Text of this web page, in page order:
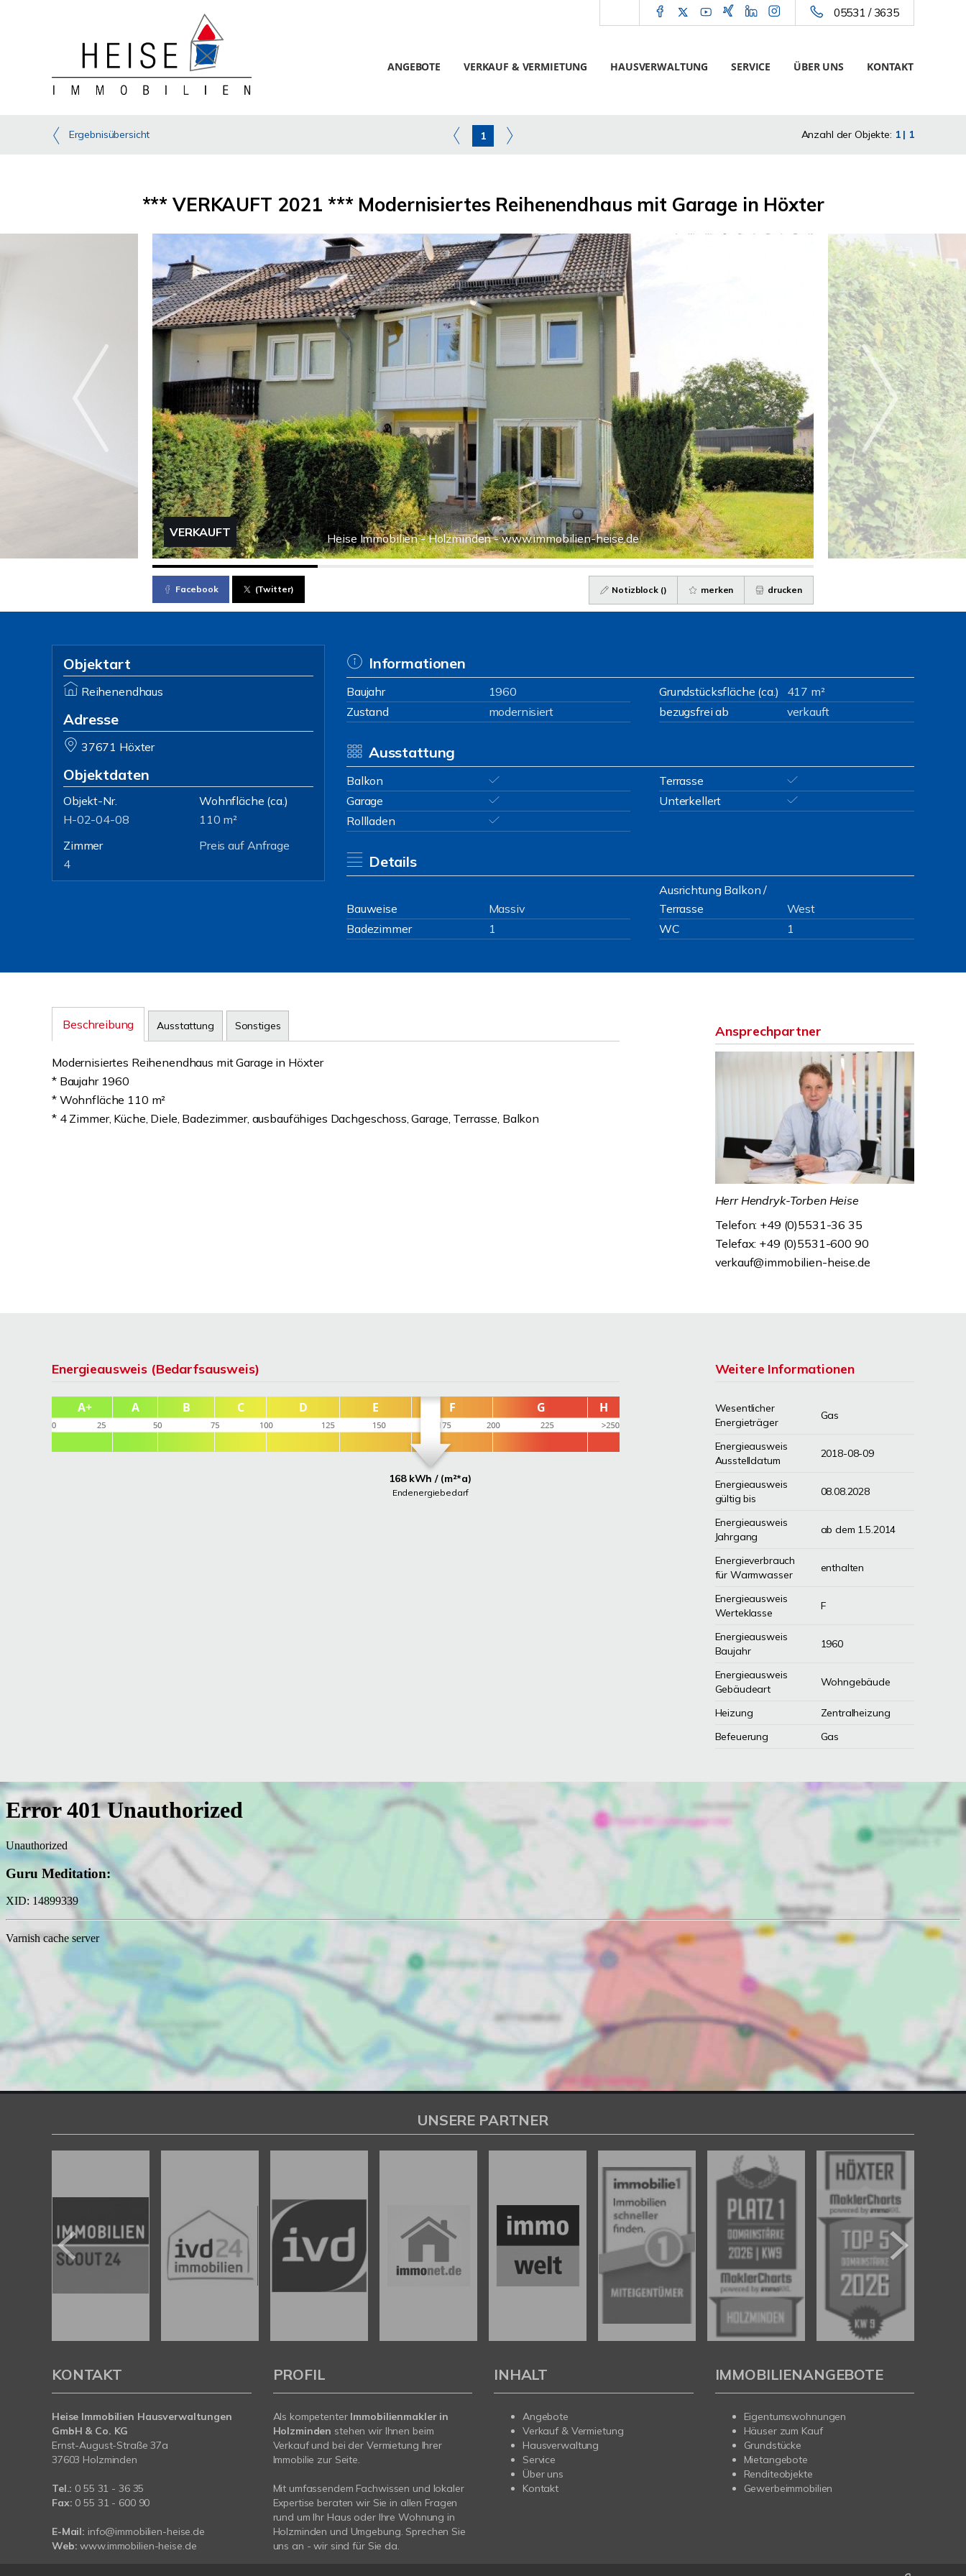
05531 / 3635
ANGEBOTE VERKAUF & VERMIETUNG HAUSVERWALTUNG SERVICE ÜBER UNS KONTAKT
Ergebnisübersicht 1 Anzahl der Objekte: 1 | 1
*** VERKAUFT 2021 *** Modernisiertes Reihenendhaus mit Garage in Höxter
Heise Immobilien - Holzminden - www.immobilien-heise.de
VERKAUFT
Facebook (Twitter) Notizblock () merken drucken
Objektart
Reihenendhaus
Adresse
37671 Höxter
Objektdaten
Objekt-Nr.
H-02-04-08
Wohnfläche (ca.)
110 m²
Zimmer
4
Preis auf Anfrage
Informationen
Baujahr 1960 Grundstücksfläche (ca.)
417 m²
Zustand
modernisiert bezugsfrei ab verkauft
Ausstattung
Balkon
Terrasse
Garage
Unterkellert
Rollladen
Details
Bauweise Massiv
Ausrichtung Balkon /
Terrasse
West
Badezimmer
1 WC 1
Beschreibung Ausstattung Sonstiges
Modernisiertes Reihenendhaus mit Garage in Höxter
* Baujahr 1960
* Wohnfläche 110 m²
* 4 Zimmer, Küche, Diele, Badezimmer, ausbaufähiges Dachgeschoss, Garage, Terrasse, Balkon
Ansprechpartner
Herr Hendryk-Torben Heise
Telefon: +49 (0)5531-36 35
Telefax: +49 (0)5531-600 90
verkauf@immobilien-heise.de
Energieausweis (Bedarfsausweis)
168 kWh / (m²*a)
Endenergiebedarf
Weitere Informationen
Wesentlicher
Energieträger
Gas
Energieausweis
Ausstelldatum
2018-08-09
Energieausweis
gültig bis
08.08.2028
Energieausweis
Jahrgang
ab dem 1.5.2014
Energieverbrauch
für Warmwasser
enthalten
Energieausweis
Werteklasse
F
Energieausweis
Baujahr
1960
Energieausweis
Gebäudeart
Wohngebäude
Heizung
Zentralheizung
Befeuerung
Gas
UNSERE PARTNER
KONTAKT
Heise Immobilien Hausverwaltungen
GmbH & Co. KG
Ernst-August-Straße 37a
37603 Holzminden
Tel.: 0 55 31 - 36 35
Fax: 0 55 31 - 600 90
E-Mail: info@immobilien-heise.de
Web: www.immobilien-heise.de
PROFIL
Als kompetenter Immobilienmakler in
Holzminden stehen wir Ihnen beim
Verkauf und bei der Vermietung Ihrer
Immobilie zur Seite.
Mit umfassendem Fachwissen und lokaler
Expertise beraten wir Sie in allen Fragen
rund um Ihr Haus oder Ihre Wohnung in
Holzminden und Umgebung. Sprechen Sie
uns an - wir sind für Sie da.
INHALT
Angebote
Verkauf & Vermietung
Hausverwaltung
Service
Über uns
Kontakt
IMMOBILIENANGEBOTE
Eigentumswohnungen
Häuser zum Kauf
Grundstücke
Mietangebote
Renditeobjekte
Gewerbeimmobilien